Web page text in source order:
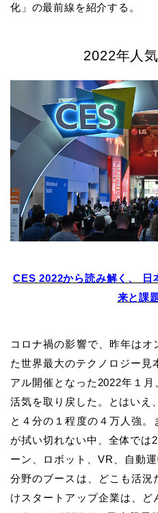
化」の最前線を紹介する。
2022年人
CES 2022から読み解く、 日
来と課
コロナ禍の影響で、昨年は
た世界最大のテクノロジー見
アル開催となった2022年１
活気を取り戻した。とはいえ
と４分の１程度の４万人強
が拭い切れない中、全体では
ーン、ロボット、VR、自動
分野のブースは、どこも活況
けスタートアップ企業は、